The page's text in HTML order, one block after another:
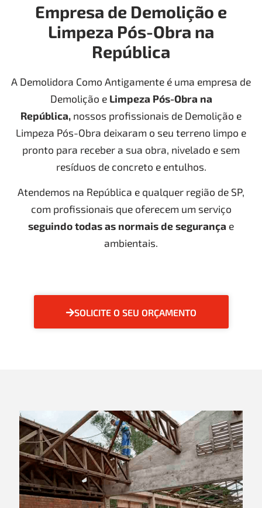
Empresa de Demolição e
Limpeza Pós-Obra na
República
A Demolidora Como Antigamente é uma empresa de
Demolição e Limpeza Pós-Obra na
República, nossos profissionais de Demolição e
Limpeza Pós-Obra deixaram o seu terreno limpo e
pronto para receber a sua obra, nivelado e sem
resíduos de concreto e entulhos.
Atendemos na República e qualquer região de SP,
com profissionais que oferecem um serviço
seguindo todas as normais de segurança e
ambientais.
SOLICITE O SEU ORÇAMENTO